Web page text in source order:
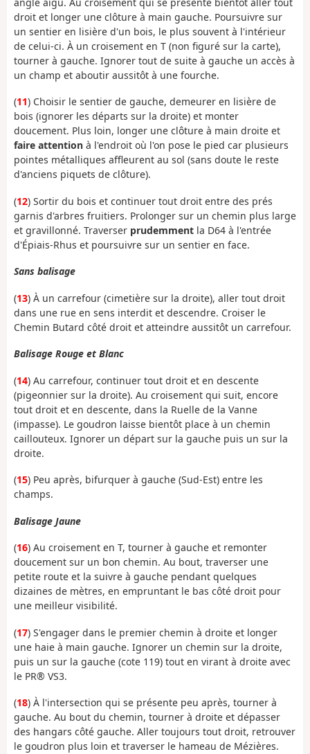
droit et longer une clôture à main gauche. Poursuivre sur
un sentier en lisière d'un bois, le plus souvent à l'intérieur
de celui-ci. À un croisement en T (non figuré sur la carte),
tourner à gauche. Ignorer tout de suite à gauche un accès à
un champ et aboutir aussitôt à une fourche.
(11) Choisir le sentier de gauche, demeurer en lisière de
bois (ignorer les départs sur la droite) et monter
doucement. Plus loin, longer une clôture à main droite et
faire attention à l'endroit où l'on pose le pied car plusieurs
pointes métalliques affleurent au sol (sans doute le reste
d'anciens piquets de clôture).
(12) Sortir du bois et continuer tout droit entre des prés
garnis d'arbres fruitiers. Prolonger sur un chemin plus large
et gravillonné. Traverser prudemment la D64 à l'entrée
d'Épiais-Rhus et poursuivre sur un sentier en face.
Sans balisage
(13) À un carrefour (cimetière sur la droite), aller tout droit
dans une rue en sens interdit et descendre. Croiser le
Chemin Butard côté droit et atteindre aussitôt un carrefour.
Balisage Rouge et Blanc
(14) Au carrefour, continuer tout droit et en descente
(pigeonnier sur la droite). Au croisement qui suit, encore
tout droit et en descente, dans la Ruelle de la Vanne
(impasse). Le goudron laisse bientôt place à un chemin
caillouteux. Ignorer un départ sur la gauche puis un sur la
droite.
(15) Peu après, bifurquer à gauche (Sud-Est) entre les
champs.
Balisage Jaune
(16) Au croisement en T, tourner à gauche et remonter
doucement sur un bon chemin. Au bout, traverser une
petite route et la suivre à gauche pendant quelques
dizaines de mètres, en empruntant le bas côté droit pour
une meilleur visibilité.
(17) S'engager dans le premier chemin à droite et longer
une haie à main gauche. Ignorer un chemin sur la droite,
puis un sur la gauche (cote 119) tout en virant à droite avec
le PR® VS3.
(18) À l'intersection qui se présente peu après, tourner à
gauche. Au bout du chemin, tourner à droite et dépasser
des hangars côté gauche. Aller toujours tout droit, retrouver
le goudron plus loin et traverser le hameau de Mézières.